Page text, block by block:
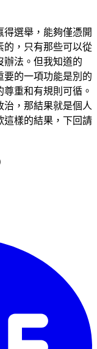
選舉，能夠僅憑開
的，只有那些可以從
辦法。但我知道的
要的一項功能是別的
重和有規則可循。
治，那結果就是個人
這樣的結果，下回請